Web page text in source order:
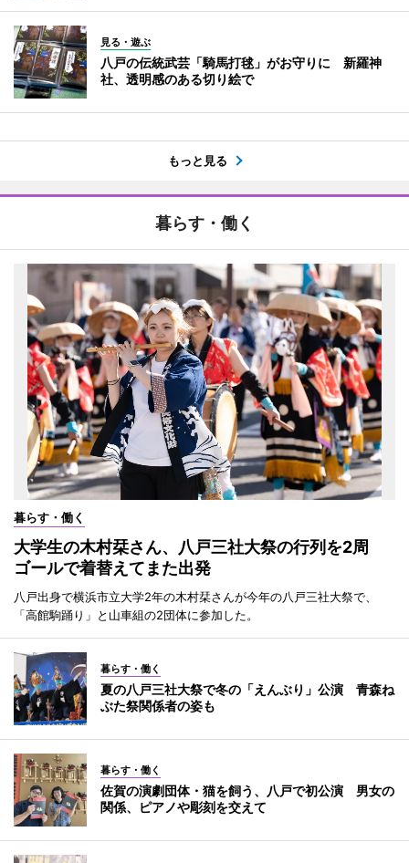
見る・遊ぶ
八戸の伝統武芸「騎馬打毬」がお守りに 新羅神
社、透明感のある切り絵で
もっと見る
暮らす・働く
暮らす・働く
大学生の木村栞さん、八戸三社大祭の行列を2周
ゴールで着替えてまた出発
八戸出身で横浜市立大学2年の木村栞さんが今年の八戸三社大祭で、
「高館駒踊り」と山車組の2団体に参加した。
暮らす・働く
夏の八戸三社大祭で冬の「えんぶり」公演 青森ね
ぶた祭関係者の姿も
暮らす・働く
佐賀の演劇団体・猫を飼う、八戸で初公演 男女の
関係、ピアノや彫刻を交えて